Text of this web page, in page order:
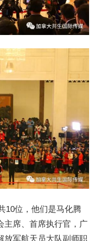
10位，他们是马化腾
主席、首席执行官，广
放军航天员大队副师职